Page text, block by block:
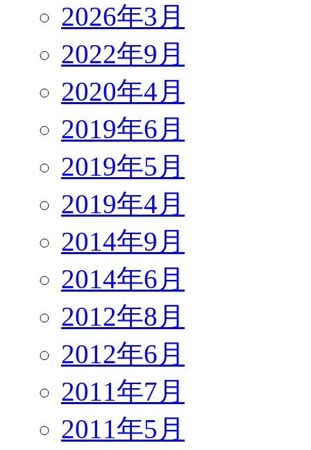
2026年3月
2022年9月
2020年4月
2019年6月
2019年5月
2019年4月
2014年9月
2014年6月
2012年8月
2012年6月
2011年7月
2011年5月